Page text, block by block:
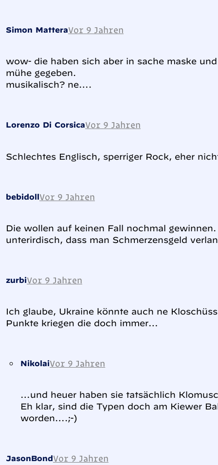
Simon MatteraVor 9 Jahren
wow- die haben sich aber in sache maske
mühe gegeben.
musikalisch? ne….
Lorenzo Di CorsicaVor 9 Jahren
Schlechtes Englisch, sperriger Rock, eher
bebidollVor 9 Jahren
Die wollen auf keinen Fall nochmal
unterirdisch, dass man Schmerzensgeld
zurbiVor 9 Jahren
Ich glaube, Ukraine könnte auch ne
Punkte kriegen die doch immer…
NikolaiVor 9 Jahren
…und heuer haben sie tatsächlich
Eh klar, sind die Typen doch am Kiewer
worden….;-)
JasonBondVor 9 Jahren